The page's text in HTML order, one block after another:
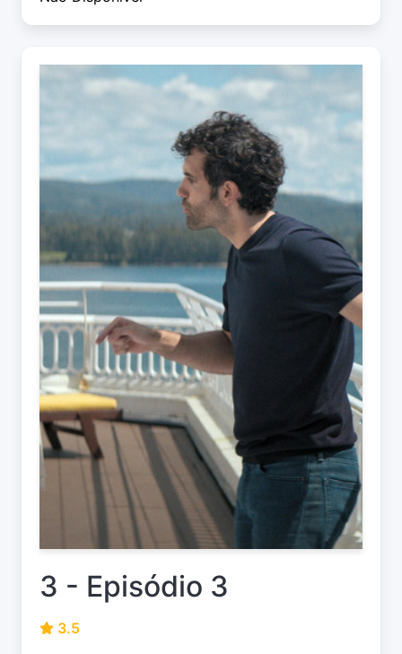
3 - Episódio 3
3.5